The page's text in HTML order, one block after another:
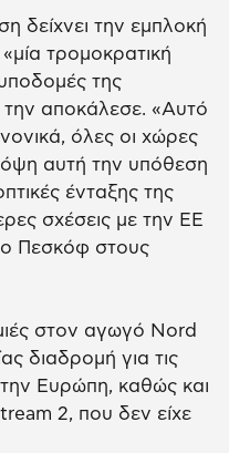
δείχνει την εμπλοκή
τρομοκρατική
της
αποκάλεσε. «Αυτό
όλες οι χώρες
αυτή την υπόθεση
ένταξης της
σχέσεις με την ΕΕ
Πεσκόφ στους
στον αγωγό Nord
διαδρομή για τις
Ευρώπη, καθώς και
2, που δεν είχε